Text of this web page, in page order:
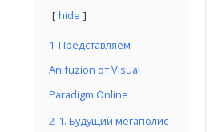
hide
1 Представляем
Anifuzion от Visual
Paradigm Online
2 1. Будущий мегаполис